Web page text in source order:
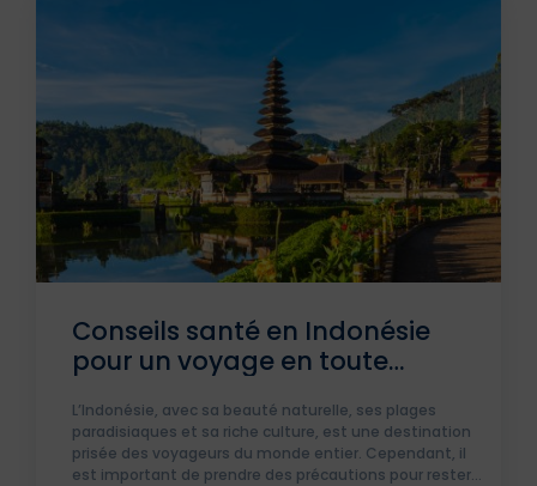
Conseils santé en Indonésie
pour un voyage en toute
L’Indonésie, avec sa beauté naturelle, ses plages
paradisiaques et sa riche culture, est une destination
prisée des voyageurs du monde entier. Cependant, il
est important de prendre des précautions pour rester